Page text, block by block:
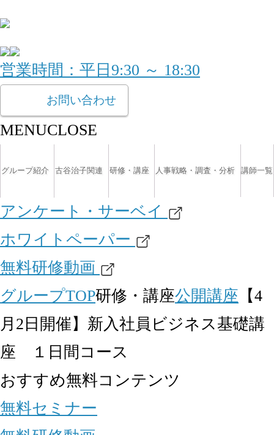
営業時間：平日9:30 ～ 18:30
お問い合わせ
MENUCLOSE
グループ紹介 古谷治子関連 研修・講座 人事戦略・調査・分析 講師一覧
アンケート・サーベイ
ホワイトペーパー
無料研修動画
グループTOP研修・講座公開講座 【4
月2日開催】新入社員ビジネス基礎講
座 １日間コース
おすすめ無料コンテンツ
無料セミナー